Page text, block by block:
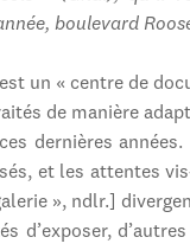
boulevard
un « centre de
de manière
dernières
et les attentes
», ndlr.]
d’exposer,